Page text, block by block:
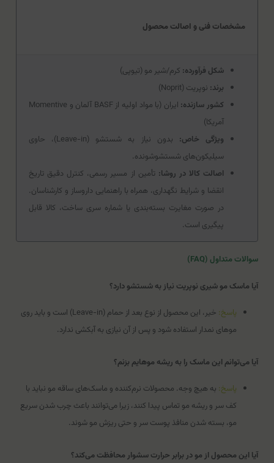
مشخصات فنی و اصالت محصول
شکل فرآورده: کرم/شیر مو (تیوپی)
برند: نوپریت (Noprit)
کشور سازنده:
ایران (با مواد اولیه از BASF آلمان و Momentive
آمریکا)
ویژگی خاص:
بدون نیاز به شستشو (Leave-in)، حاوی
سیلیکون‌های شستشوشونده.
اصالت کالا در روشا: تأمین از مسیر رسمی، کنترل دقیق تاریخ
انقضا و شرایط نگهداری، همراه با راهنمایی داروساز و کارشناسان.
در صورت مغایرت بسته‌بندی یا شماره سری ساخت، کالا قابل
پیگیری است.
سوالات متداول (FAQ)
آیا ماسک مو شیری نوپریت نیاز به شستشو دارد؟
پاسخ:
خیر، این محصول از نوع بعد از حمام (Leave-in) است و باید روی
موهای نمدار استفاده شود و پس از آن نیازی به آبکشی ندارد.
آیا می‌توانم این ماسک را به ریشه موهایم بزنم؟
پاسخ: به هیچ وجه. محصولات نرم‌کننده و ماسک‌های ساقه مو نباید با
کف سر و ریشه مو تماس پیدا کنند، زیرا می‌توانند باعث چرب شدن سریع
مو، بسته شدن منافذ پوست سر و حتی ریزش مو شوند.
آیا این محصول از مو در برابر حرارت سشوار محافظت می‌کند؟